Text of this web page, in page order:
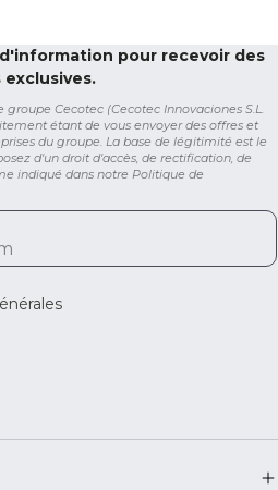
pour recevoir des
Cecotec (Cecotec Innovaciones S.L.
étant de vous envoyer des offres et
du groupe. La base de légitimité est le
d'un droit d'accès, de rectification, de
indiqué dans notre Politique de